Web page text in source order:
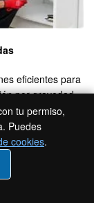
eficientes para
por gravedad
extraños, se
olores. Nuestro
han habilitado
41
tu permiso,
Puedes
cookies.